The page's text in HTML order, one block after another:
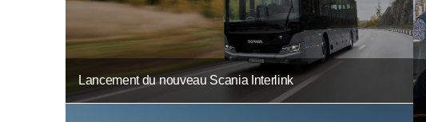
Lancement du nouveau Scania Interlink